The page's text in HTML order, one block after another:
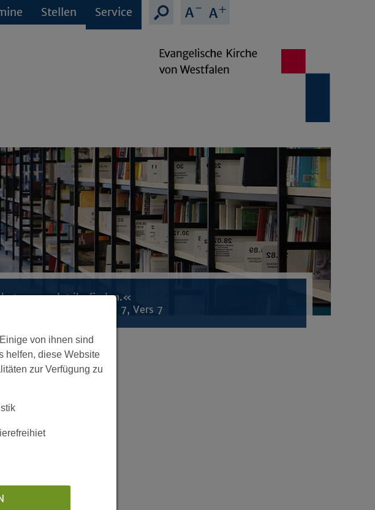
Stellen Service
so werdet ihr finden.«
Kapitel 7, Vers 7
der 15.
bis 3.
von ihnen sind
helfen, diese Website
zur Verfügung zu